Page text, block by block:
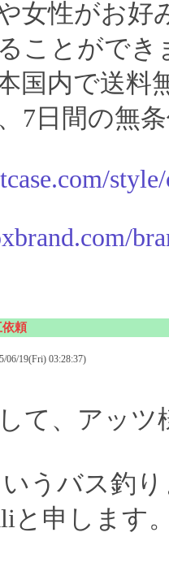
女性がお好
ことができ
国内で送料
7日間の無
頼
06/19(Fri) 03:28:37)
て、アッツ
いうバス釣
と申します